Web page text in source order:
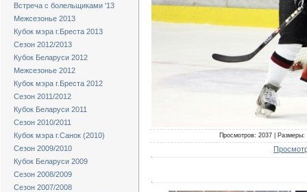
Встреча с болельщиками '13
Межсезонье 2013
Кубок мэра г.Бреста 2013
Сезон 2012/2013
Кубок Беларуси 2012
Межсезонье 2012
Кубок мэра г.Бреста 2012
Сезон 2011/2012
Кубок Беларуси 2011
Сезон 2010/2011
Кубок мэра г.Санок (2010)
Сезон 2009/2010
Кубок Беларуси 2009
Сезон 2008/2009
Сезон 2007/2008
Просмотров: 2037 |